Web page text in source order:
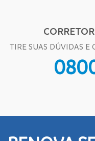
TIRE SUAS DÚVIDAS E